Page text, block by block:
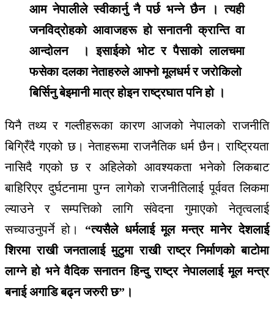
आम नेपालीले स्वीकार्नु नै पर्छ भन्ने छैन । त्यही
जनविद्रोहको आवाजहरू हो सनातनी क्रान्ति वा
आन्दोलन । इसाईको भोट र पैसाको लालचमा
फसेका दलका नेताहरुले आफ्नो मूलधर्म र जरोकिलो
बिर्सिनु बेइमानी मात्र होइन राष्ट्रघात पनि हो ।
यिनै तथ्य र गल्तीहरूका कारण आजको नेपालको राजनीति
बिग्रिँदै गएको छ। नेताहरूमा राजनैतिक धर्म छैन। राष्ट्रियता
नासिदै गएको छ र अहिलेको आवश्यकता भनेको लिकबाट
बाहिरिएर दुर्घटनामा पुग्न लागेको राजनीतिलाई पूर्ववत लिकमा
ल्याउने र सम्पत्तिको लागि संवेदना गुमाएको नेतृत्वलाई
सच्याउनुपर्ने हो। “त्यसैले धर्मलाई मूल मन्त्र मानेर देशलाई
शिरमा राखी जनतालाई मुटुमा राखी राष्ट्र निर्माणको बाटोमा
लाग्ने हो भने वैदिक सनातन हिन्दु राष्ट्र नेपाललाई मूल मन्त्र
बनाई अगाडि बढ्न जरुरी छ”।